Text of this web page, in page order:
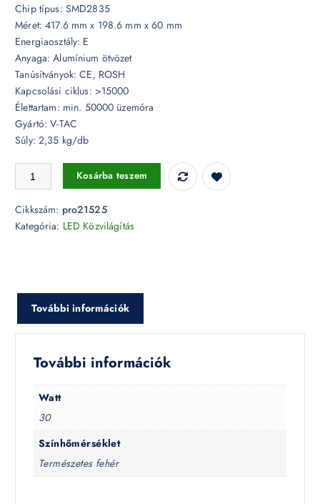
Chip típus: SMD2835
Méret: 417.6 mm x 198.6 mm x 60 mm
Energiaosztály: E
Anyaga: Alumínium ötvözet
Tanúsítványok: CE, ROSH
Kapcsolási ciklus: >15000
Élettartam: min. 50000 üzemóra
Gyártó: V-TAC
Súly: 2,35 kg/db
30W LED utcai közvilágítás Samsung chip 4000K - PRO21525
Kosárba teszem
Cikkszám: pro21525
Kategória: LED Közvilágítás
További információk
További információk
Watt
30
Színhőmérséklet
Természetes fehér